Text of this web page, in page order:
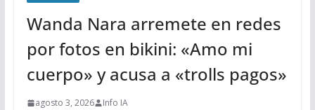
Wanda Nara arremete en redes
por fotos en bikini: «Amo mi
cuerpo» y acusa a «trolls pagos»
agosto 3, 2026 Info IA